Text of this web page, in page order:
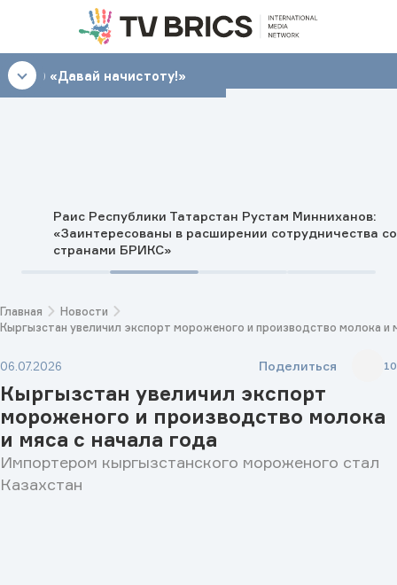
10:30 «Давай начистоту!»
Раис Республики Татарстан Рустам Минниханов:
«Заинтересованы в расширении сотрудничества со
странами БРИКС»
Главная
Новости
Кыргызстан увеличил экспорт мороженого и производство молока и
06.07.2026 Поделиться 10
Кыргызстан увеличил экспорт
мороженого и производство молока
и мяса с начала года
Импортером кыргызстанского мороженого стал
Казахстан